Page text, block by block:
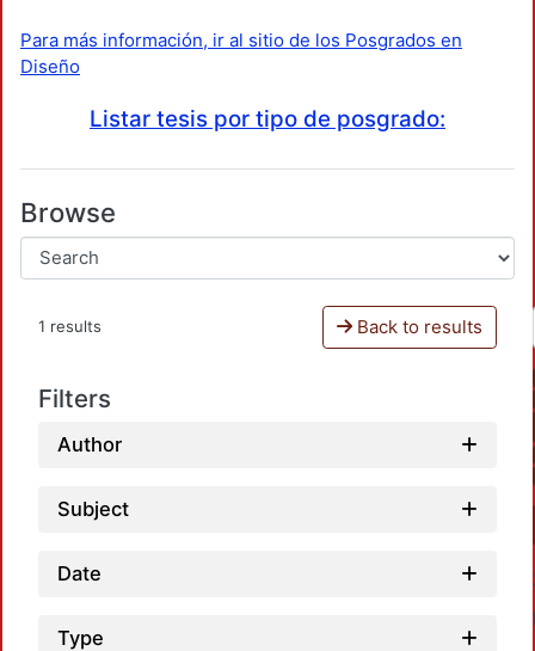
Para más información, ir al sitio de los Posgrados en
Diseño
Listar tesis por tipo de posgrado:
Browse
1 results Back to results
Filters
Author
Subject
Date
Type